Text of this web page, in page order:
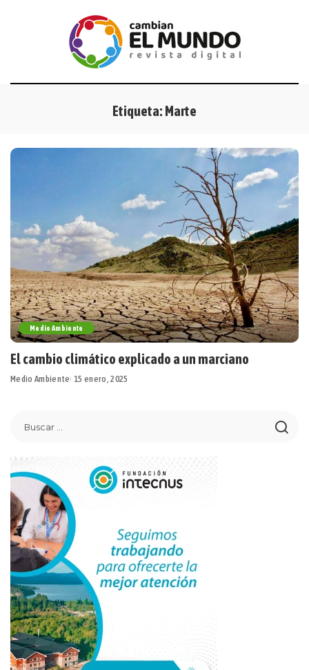
Etiqueta: Marte
Medio Ambiente
El cambio climático explicado a un marciano
Medio Ambiente 15 enero, 2025